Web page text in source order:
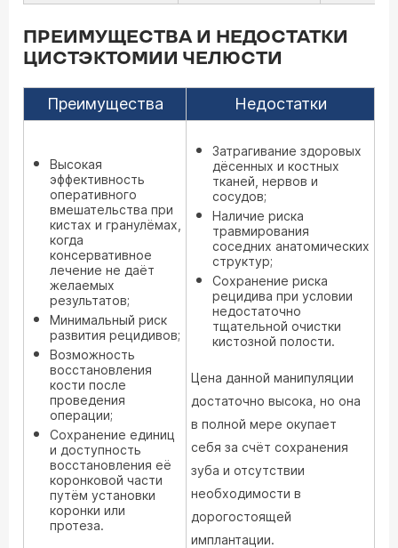
ПРЕИМУЩЕСТВА И НЕДОСТАТКИ
ЦИСТЭКТОМИИ ЧЕЛЮСТИ
Преимущества Недостатки
Высокая
эффективность
оперативного
вмешательства при
кистах и гранулёмах,
когда
консервативное
лечение не даёт
желаемых
результатов;
Минимальный риск
развития рецидивов;
Возможность
восстановления
кости после
проведения
операции;
Сохранение единиц
и доступность
восстановления её
коронковой части
путём установки
коронки или
протеза.
Затрагивание здоровых
дёсенных и костных
тканей, нервов и
сосудов;
Наличие риска
травмирования
соседних анатомических
структур;
Сохранение риска
рецидива при условии
недостаточно
тщательной очистки
кистозной полости.
Цена данной манипуляции
достаточно высока, но она
в полной мере окупает
себя за счёт сохранения
зуба и отсутствии
необходимости в
дорогостоящей
имплантации.